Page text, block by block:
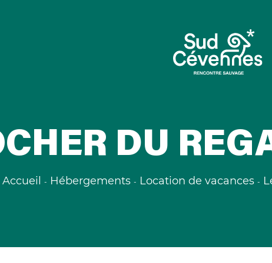
DU
Accueil Hébergements Location de vacances